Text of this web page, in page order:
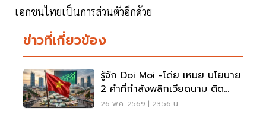
เอกชนไทยเป็นการส่วนตัวอีกด้วย
ข่าวที่เกี่ยวข้อง
รู้จัก Doi Moi -โด่ย เหมย นโยบาย
2 คำที่กำลังพลิกเวียดนาม ติด
Top 20 เศรษฐกิจโลก
26 พ.ค. 2569 | 23:56 น.